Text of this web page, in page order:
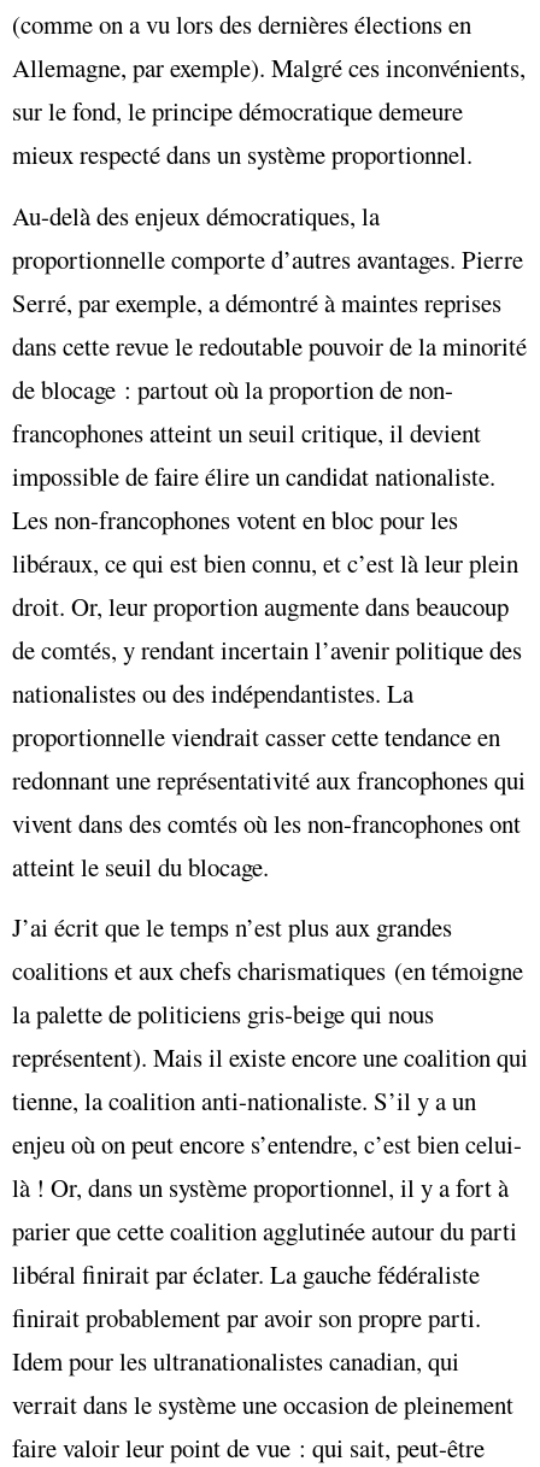
(comme on a vu lors des dernières élections en
Allemagne, par exemple). Malgré ces inconvénients,
sur le fond, le principe démocratique demeure
mieux respecté dans un système proportionnel.
Au-delà des enjeux démocratiques, la
proportionnelle comporte d’autres avantages. Pierre
Serré, par exemple, a démontré à maintes reprises
dans cette revue le redoutable pouvoir de la minorité
de blocage : partout où la proportion de non-
francophones atteint un seuil critique, il devient
impossible de faire élire un candidat nationaliste.
Les non-francophones votent en bloc pour les
libéraux, ce qui est bien connu, et c’est là leur plein
droit. Or, leur proportion augmente dans beaucoup
de comtés, y rendant incertain l’avenir politique des
nationalistes ou des indépendantistes. La
proportionnelle viendrait casser cette tendance en
redonnant une représentativité aux francophones qui
vivent dans des comtés où les non-francophones ont
atteint le seuil du blocage.
J’ai écrit que le temps n’est plus aux grandes
coalitions et aux chefs charismatiques (en témoigne
la palette de politiciens gris-beige qui nous
représentent). Mais il existe encore une coalition qui
tienne, la coalition anti-nationaliste. S’il y a un
enjeu oùon peut encore s’entendre, c’est bien celui-
là ! Or, dans un système proportionnel, il y a fort à
parier que cette coalition agglutinée autour du parti
libéral finirait par éclater. La gauche fédéraliste
finirait probablement par avoir son propre parti.
Idem pour les ultranationalistes canadian, qui
verrait dans le système une occasion de pleinement
faire valoir leur point de vue : qui sait, peut-être